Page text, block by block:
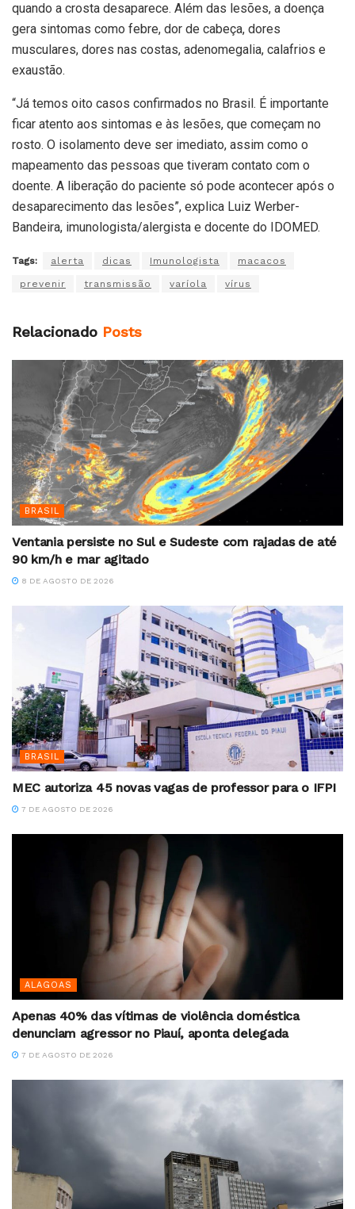
quando a crosta desaparece. Além das lesões, a doença
gera sintomas como febre, dor de cabeça, dores
musculares, dores nas costas, adenomegalia, calafrios e
exaustão.
“Já temos oito casos confirmados no Brasil. É importante
ficar atento aos sintomas e às lesões, que começam no
rosto. O isolamento deve ser imediato, assim como o
mapeamento das pessoas que tiveram contato com o
doente. A liberação do paciente só pode acontecer após o
desaparecimento das lesões”, explica Luiz Werber-
Bandeira, imunologista/alergista e docente do IDOMED.
Tags: alerta dicas Imunologista macacos
prevenir transmissão varíola vírus
Relacionado Posts
BRASIL
Ventania persiste no Sul e Sudeste com rajadas de até
90 km/h e mar agitado
8 DE AGOSTO DE 2026
BRASIL
MEC autoriza 45 novas vagas de professor para o IFPI
7 DE AGOSTO DE 2026
ALAGOAS
Apenas 40% das vítimas de violência doméstica
denunciam agressor no Piauí, aponta delegada
7 DE AGOSTO DE 2026